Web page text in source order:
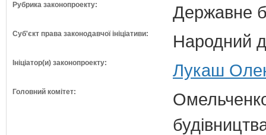
Рубрика законопроекту: Державне
Суб'єкт права законодавчої ініціативи: Народний
Ініціатор(и) законопроекту: Лукаш
Головний комітет: